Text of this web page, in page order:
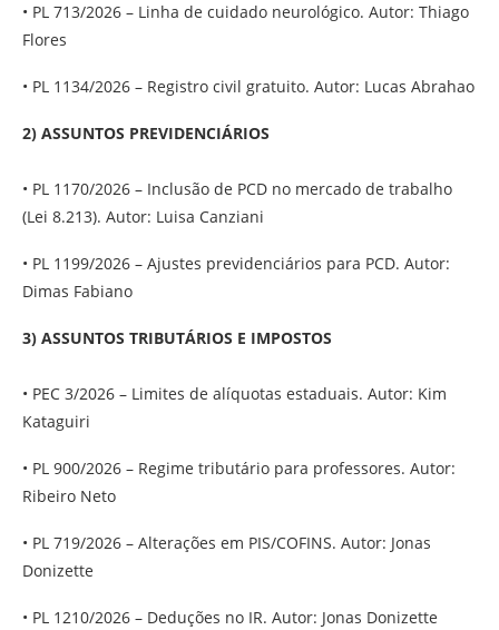
• PL 713/2026 – Linha de cuidado neurológico. Autor: Thiago
Flores
• PL 1134/2026 – Registro civil gratuito. Autor: Lucas Abrahao
2) ASSUNTOS PREVIDENCIÁRIOS
• PL 1170/2026 – Inclusão de PCD no mercado de trabalho
(Lei 8.213). Autor: Luisa Canziani
• PL 1199/2026 – Ajustes previdenciários para PCD. Autor:
Dimas Fabiano
3) ASSUNTOS TRIBUTÁRIOS E IMPOSTOS
• PEC 3/2026 – Limites de alíquotas estaduais. Autor: Kim
Kataguiri
• PL 900/2026 – Regime tributário para professores. Autor:
Ribeiro Neto
• PL 719/2026 – Alterações em PIS/COFINS. Autor: Jonas
Donizette
• PL 1210/2026 – Deduções no IR. Autor: Jonas Donizette